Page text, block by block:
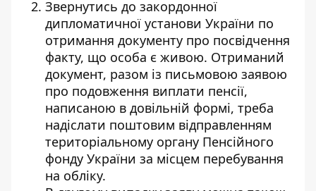
Звернутись до закордонної
дипломатичної установи України по
отримання документу про посвідчення
факту, що особа є живою. Отриманий
документ, разом із письмовою заявою
про подовження виплати пенсії,
написаною в довільній формі, треба
надіслати поштовим відправленням
територіальному органу Пенсійного
фонду України за місцем перебування
на обліку.